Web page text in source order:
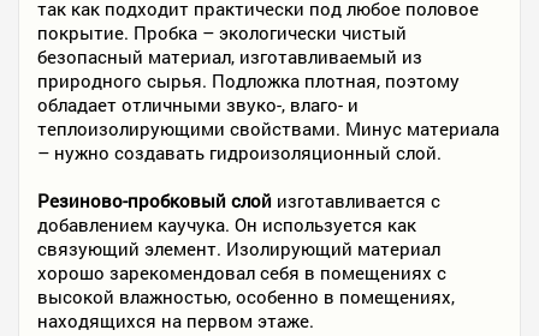
так как подходит практически под любое половое
покрытие. Пробка – экологически чистый
безопасный материал, изготавливаемый из
природного сырья. Подложка плотная, поэтому
обладает отличными звуко-, влаго- и
теплоизолирующими свойствами. Минус материала
– нужно создавать гидроизоляционный слой.
Резиново-пробковый слой изготавливается с
добавлением каучука. Он используется как
связующий элемент. Изолирующий материал
хорошо зарекомендовал себя в помещениях с
высокой влажностью, особенно в помещениях,
находящихся на первом этаже.